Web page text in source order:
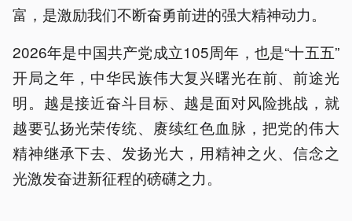
富，是激励我们不断奋勇前进的强大精神动力。
2026年是中国共产党成立105周年，也是“十五五”
开局之年，中华民族伟大复兴曙光在前、前途光
明。越是接近奋斗目标、越是面对风险挑战，就
越要弘扬光荣传统、赓续红色血脉，把党的伟大
精神继承下去、发扬光大，用精神之火、信念之
光激发奋进新征程的磅礴之力。